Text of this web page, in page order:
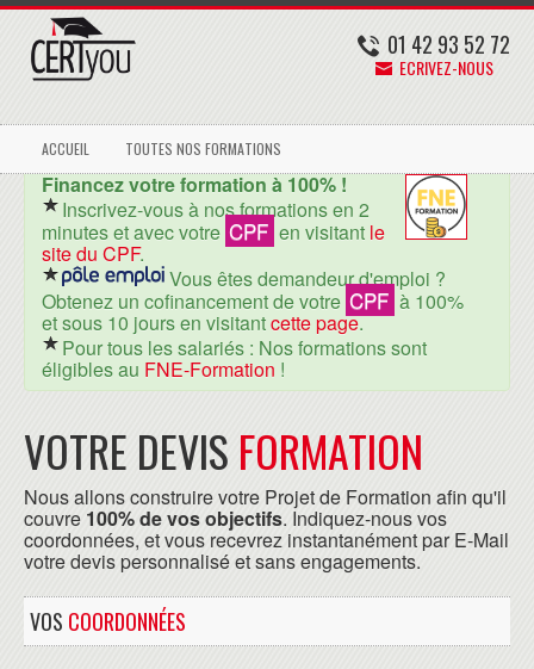
01 42 93 52 72
ECRIVEZ-NOUS
ACCUEIL TOUTES NOS FORMATIONS
Financez votre formation à 100% !
Inscrivez-vous à nos formations en 2
minutes et avec votre CPF en visitant le
site du CPF.
Vous êtes demandeur d'emploi ?
Obtenez un cofinancement de votre CPF à 100%
et sous 10 jours en visitantcette page.
Pour tous les salariés : Nos formations sont
éligibles au FNE-Formation !
VOTRE DEVIS FORMATION
Nous allons construire votre Projet de Formation afin qu'il
couvre 100% de vos objectifs. Indiquez-nous vos
coordonnées, et vous recevrez instantanément par E-Mail
votre devis personnalisé et sans engagements.
VOS COORDONNÉES